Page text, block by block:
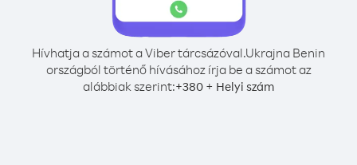
Hívhatja a számot a Viber tárcsázóval.Ukrajna Benin
országból történő hívásához írja be a számot az
alábbiak szerint:+380 + Helyi szám